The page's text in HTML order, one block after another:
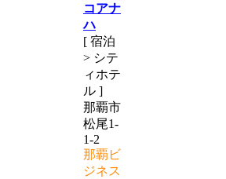
コアナ
ハ
[ 宿泊
> シテ
ィホテ
ル ]
那覇市
松尾1-
1-2
那覇ビ
ジネス